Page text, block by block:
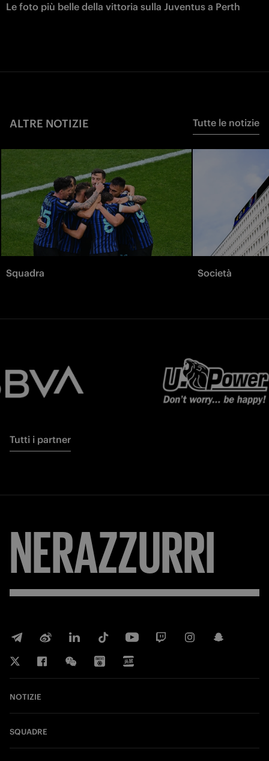
Le foto più belle della vittoria sulla Juventus a Perth
ALTRE NOTIZIE Tutte le notizie
Squadra Società
Tutti i partner
NERAZZURRI
NOTIZIE
SQUADRE